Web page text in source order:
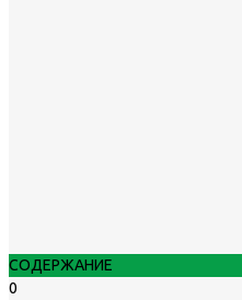
СОДЕРЖАНИЕ
0